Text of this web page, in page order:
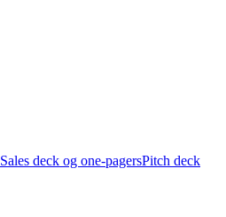
Sales deck og one-pagersPitch deck